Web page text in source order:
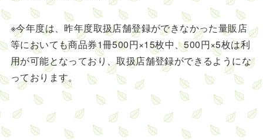
※今年度は、昨年度取扱店舗登録ができなかった量販店
等においても商品券1冊500円×15枚中、500円×5枚は利
用が可能となっており、取扱店舗登録ができるようにな
っております。